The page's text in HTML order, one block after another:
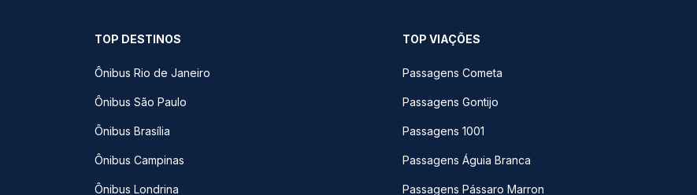
TOP DESTINOS
Ônibus Rio de Janeiro
Ônibus São Paulo
Ônibus Brasília
Ônibus Campinas
Ônibus Londrina
TOP VIAÇÕES
Passagens Cometa
Passagens Gontijo
Passagens 1001
Passagens Águia Branca
Passagens Pássaro Marron